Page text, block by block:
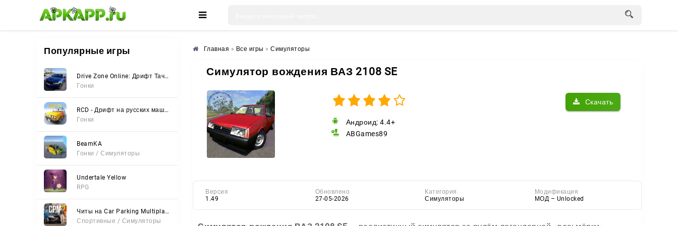
🌸 🌼 🌺
Популярные игры
Drive Zone Online: Дрифт Тачки
Гонки
RCD - Дрифт на русских машинах
Гонки
BeamKA
Гонки / Симуляторы
Undertale Yellow
RPG
Читы на Car Parking Multiplayer 2 (Все открыто, Мод-Меню)
Спортивные / Симуляторы
Главная » Все игры » Симуляторы
Симулятор вождения ВАЗ 2108 SE
Скачать
Андроид: 4.4+
ABGames89
Версия
1.49
Обновлено
27-05-2026
Категория
Симуляторы
Модификация
МОД – Unlocked